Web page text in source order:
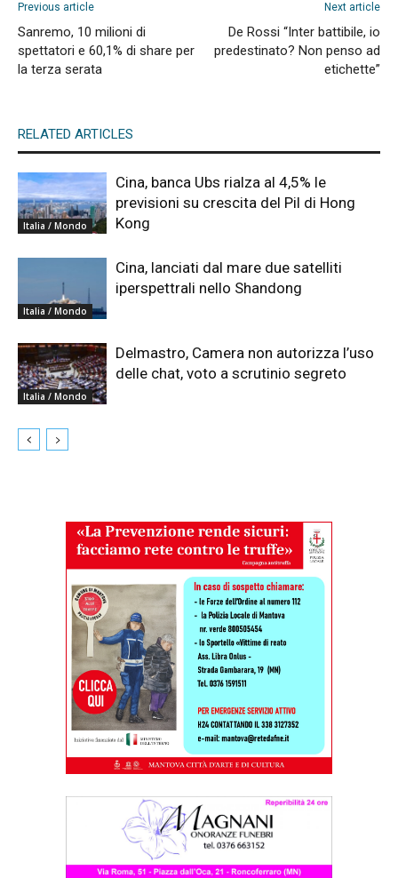
Previous article
Sanremo, 10 milioni di
spettatori e 60,1% di share per
la terza serata
Next article
De Rossi “Inter battibile, io
predestinato? Non penso ad
etichette”
RELATED ARTICLES
Italia / Mondo
Cina, banca Ubs rialza al 4,5% le
previsioni su crescita del Pil di Hong
Kong
Italia / Mondo
Cina, lanciati dal mare due satelliti
iperspettrali nello Shandong
Italia / Mondo
Delmastro, Camera non autorizza l’uso
delle chat, voto a scrutinio segreto